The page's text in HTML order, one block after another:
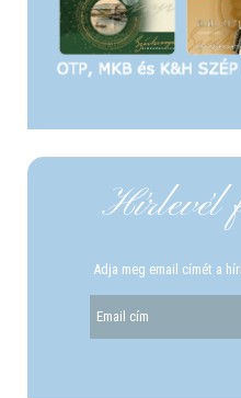
Hírlevél
Adja meg email címét a